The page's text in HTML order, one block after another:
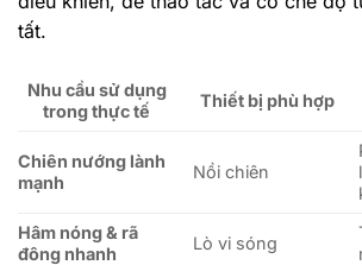
tất.
Nhu cầu sử dụng
trong thực tế
Thiết bị phù hợp
Chiên nướng lành
mạnh
Nồi chiên
Hâm nóng & rã
đông nhanh
Lò vi sóng